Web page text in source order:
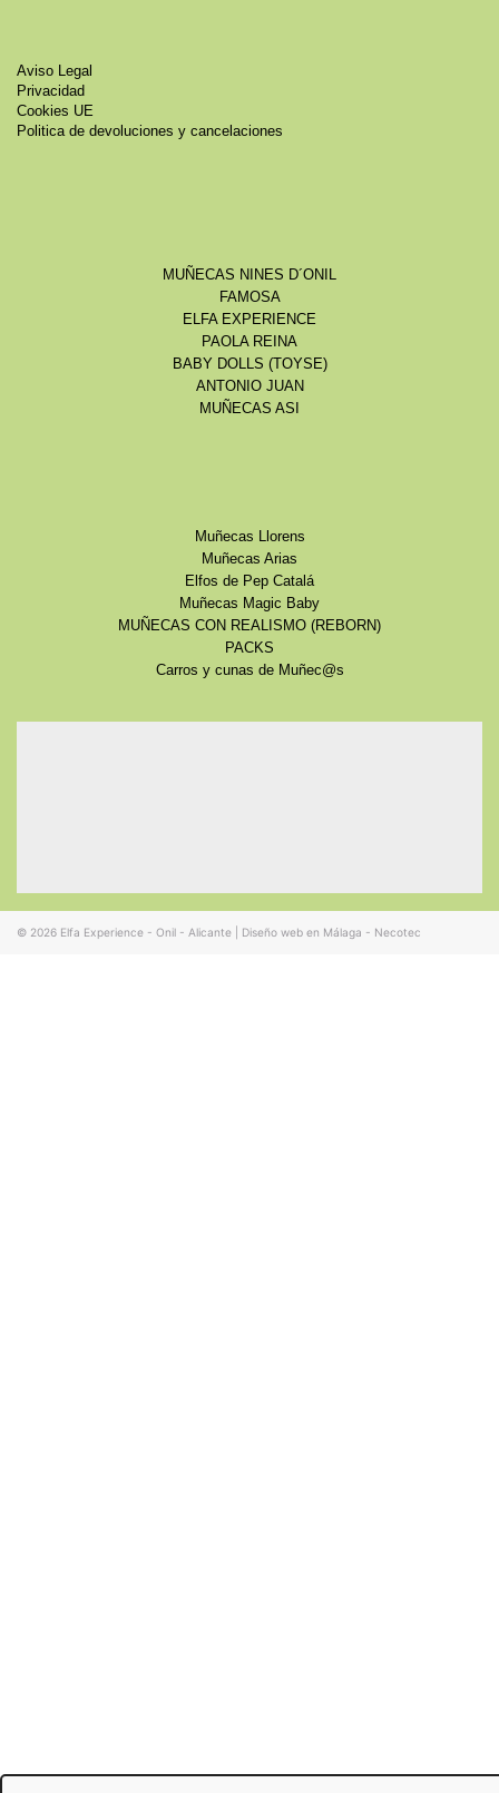
Aviso Legal
Privacidad
Cookies UE
Politica de devoluciones y cancelaciones
MUÑECAS NINES D´ONIL
FAMOSA
ELFA EXPERIENCE
PAOLA REINA
BABY DOLLS (TOYSE)
ANTONIO JUAN
MUÑECAS ASI
Muñecas Llorens
Muñecas Arias
Elfos de Pep Catalá
Muñecas Magic Baby
MUÑECAS CON REALISMO (REBORN)
PACKS
Carros y cunas de Muñec@s
© 2026 Elfa Experience - Onil - Alicante Diseño web en Málaga - Necotec